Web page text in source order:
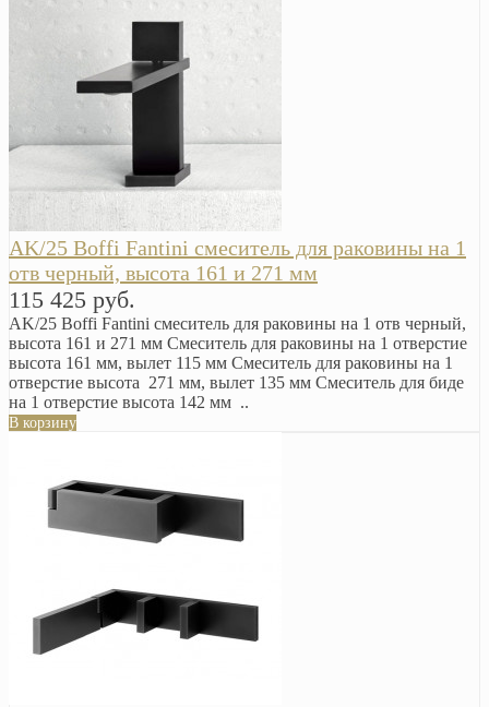
AK/25 Boffi Fantini смеситель для раковины на 1
отв черный, высота 161 и 271 мм
115 425 руб.
AK/25 Boffi Fantini смеситель для раковины на 1 отв черный,
высота 161 и 271 мм Смеситель для раковины на 1 отверстие
высота 161 мм, вылет 115 мм Смеситель для раковины на 1
отверстие высота 271 мм, вылет 135 мм Смеситель для биде
на 1 отверстие высота 142 мм ..
В корзину